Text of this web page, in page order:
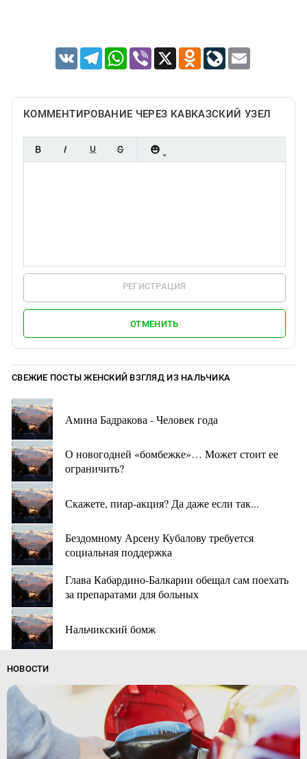
VK TelegramWhatsApp
Viber X Odnoklassniki
LiveJournal
Email
КОММЕНТИРОВАНИЕ ЧЕРЕЗ КАВКАЗСКИЙ УЗЕЛ
РЕГИСТРАЦИЯ
ОТМЕНИТЬ
СВЕЖИЕ ПОСТЫ ЖЕНСКИЙ ВЗГЛЯД ИЗ НАЛЬЧИКА
Амина Бадракова - Человек года
О новогодней «бомбежке»… Может стоит ее
ограничить?
Скажете, пиар-акция? Да даже если так...
Бездомному Арсену Кубалову требуется
социальная поддержка
Глава Кабардино-Балкарии обещал сам поехать
за препаратами для больных
Нальчикский бомж
НОВОСТИ